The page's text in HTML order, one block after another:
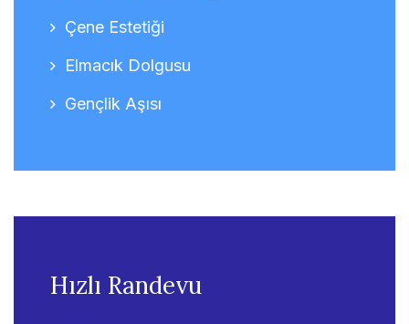
Çene Estetiği
Elmacık Dolgusu
Gençlik Aşısı
Hızlı Randevu